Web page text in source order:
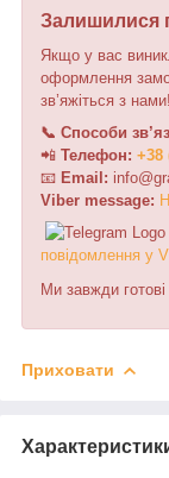
Залишилися
Якщо у вас
оформлення
зв’яжіться з нами!
📞 Способи
📲 Телефон: +38
📧 Email: info@
Viber message: Н
повідомлення у V
Ми завжди
Приховати